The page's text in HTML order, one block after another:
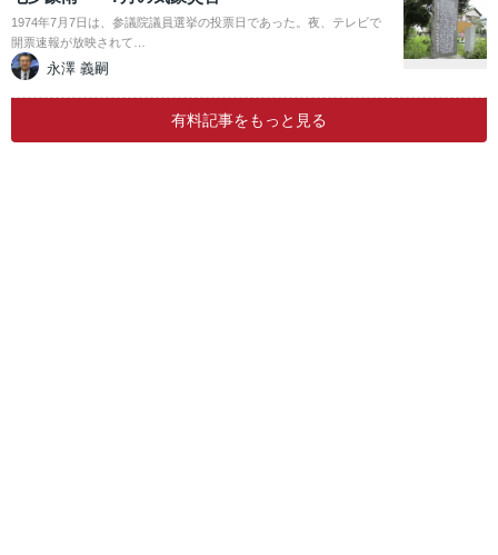
1974年7月7日は、参議院議員選挙の投票日であった。夜、テレビで
開票速報が放映されて…
永澤 義嗣
有料記事をもっと見る